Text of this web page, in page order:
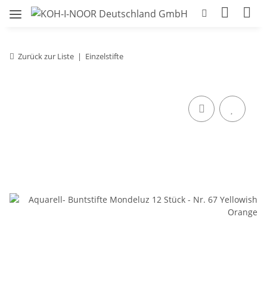
Zurück zur Liste Einzelstifte